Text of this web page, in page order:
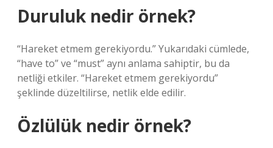
Duruluk nedir örnek?
“Hareket etmem gerekiyordu.” Yukarıdaki cümlede,
“have to” ve “must” aynı anlama sahiptir, bu da
netliği etkiler. “Hareket etmem gerekiyordu”
şeklinde düzeltilirse, netlik elde edilir.
Özlülük nedir örnek?